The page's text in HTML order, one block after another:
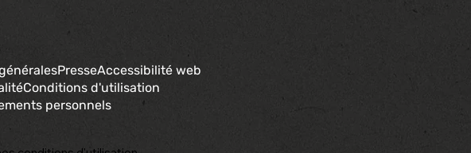
PresseAccessibilité web
Conditions d'utilisation
personnels